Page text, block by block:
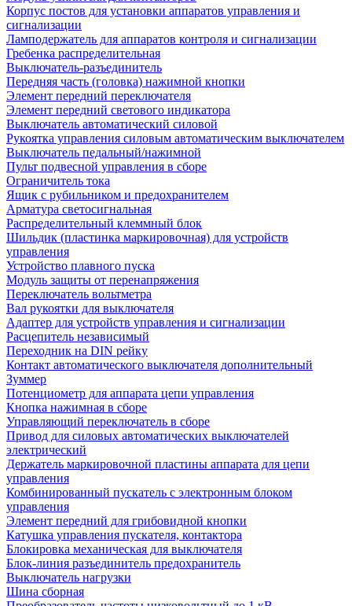
Корпус постов для установки аппаратов управления и
сигнализации
Ламподержатель для аппаратов контроля и сигнализации
Гребенка распределительная
Выключатель-разъединитель
Передняя часть (головка) нажимной кнопки
Элемент передний переключателя
Элемент передний светового индикатора
Выключатель автоматический силовой
Рукоятка управления силовым автоматическим выключателем
Выключатель педальный/нажимной
Пульт подвесной управления в сборе
Ограничитель тока
Ящик с рубильником и предохранителем
Арматура светосигнальная
Распределительный клеммный блок
Шильдик (пластинка маркировочная) для устройств
управления
Устройство плавного пуска
Модуль защиты от перенапряжения
Переключатель вольтметра
Вал рукоятки для выключателя
Адаптер для устройств управления и сигнализации
Расцепитель независимый
Переходник на DIN рейку
Контакт автоматического выключателя дополнительный
Зуммер
Потенциометр для аппарата цепи управления
Кнопка нажимная в сборе
Управляющий переключатель в сборе
Привод для силовых автоматических выключателей
электрический
Держатель маркировочной пластины аппарата для цепи
управления
Комбинированный пускатель с электронным блоком
управления
Элемент передний для грибовидной кнопки
Катушка управления пускателя, контактора
Блокировка механическая для выключателя
Блок-линия разъединитель предохранитель
Выключатель нагрузки
Шина сборная